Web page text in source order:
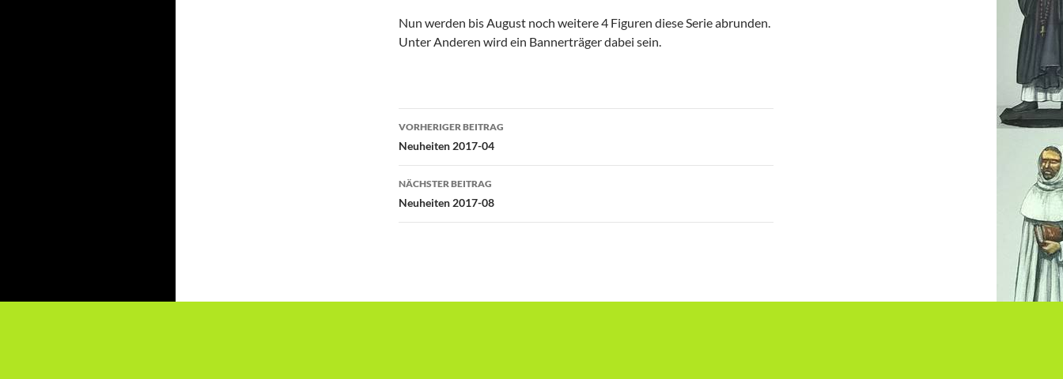
Nun werden bis August noch weitere 4 Figuren diese Serie abrunden.
Unter Anderen wird ein Bannerträger dabei sein.
Beitragsnavigation
VORHERIGER BEITRAG
Neuheiten 2017-04
NÄCHSTER BEITRAG
Neuheiten 2017-08